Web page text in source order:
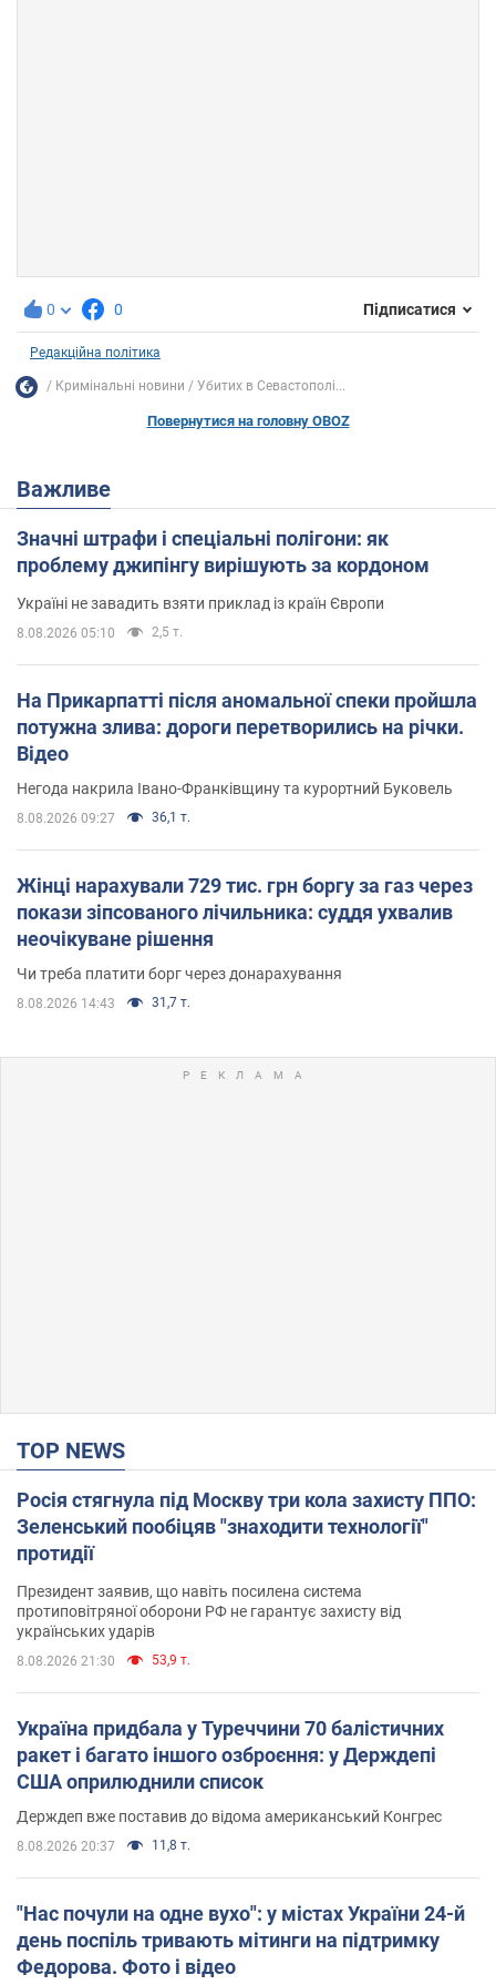
0 0 Підписатися
Редакційна політика
Кримінальні новини Убитих в Севастополі...
Повернутися на головну OBOZ
Важливе
Значні штрафи і спеціальні полігони: як
проблему джипінгу вирішують за кордоном
Україні не завадить взяти приклад із країн Європи
8.08.2026 05:10 2,5 т.
На Прикарпатті після аномальної спеки пройшла
потужна злива: дороги перетворились на річки.
Відео
Негода накрила Івано-Франківщину та курортний Буковель
8.08.2026 09:27 36,1 т.
Жінці нарахували 729 тис. грн боргу за газ через
покази зіпсованого лічильника: суддя ухвалив
неочікуване рішення
Чи треба платити борг через донарахування
8.08.2026 14:43 31,7 т.
TOP NEWS
Росія стягнула під Москву три кола захисту ППО:
Зеленський пообіцяв "знаходити технології"
протидії
Президент заявив, що навіть посилена система
протиповітряної оборони РФ не гарантує захисту від
українських ударів
8.08.2026 21:30 53,9 т.
Україна придбала у Туреччини 70 балістичних
ракет і багато іншого озброєння: у Держдепі
США оприлюднили список
Держдеп вже поставив до відома американський Конгрес
8.08.2026 20:37 11,8 т.
"Нас почули на одне вухо": у містах України 24-й
день поспіль тривають мітинги на підтримку
Федорова. Фото і відео